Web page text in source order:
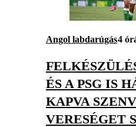
Angol labdarúgás4
ÉS A PSG IS
KAPVA
VERESÉGET